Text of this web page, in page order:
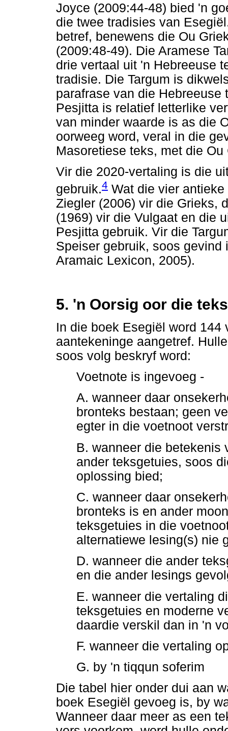
Joyce (2009:44-48) bied 'n
die twee tradisies van
betref, benewens die Ou
(2009:48-49). Die Aramese
drie vertaal uit 'n Hebreeuse
tradisie. Die Targum is
parafrase van die
Pesjitta is relatief letterlike
van minder waarde is as die
oorweeg word, veral in die
Masoretiese teks, met die
Vir die 2020-vertaling is die
gebruik.4 Wat die vier
Ziegler (2006) vir die Grieks,
(1969) vir die Vulgaat en die
Pesjitta gebruik. Vir die
Speiser gebruik, soos
Aramaic Lexicon, 2005).
5. 'n Oorsig oor die
In die boek Esegiël word
aantekeninge aangetref.
soos volg beskryf word:
Voetnote is ingevoeg -
A. wanneer daar
bronteks bestaan; geen
egter in die voetnoot
B. wanneer die betekenis
ander teksgetuies, soos
oplossing bied;
C. wanneer daar
bronteks is en ander
teksgetuies in die
alternatiewe lesing(s) nie
D. wanneer die ander
en die ander lesings
E. wanneer die vertaling
teksgetuies en moderne
daardie verskil dan in 'n
F. wanneer die vertaling
G. by 'n tiqqun soferim
Die tabel hier onder dui aan
boek Esegiël gevoeg is, by
Wanneer daar meer as een